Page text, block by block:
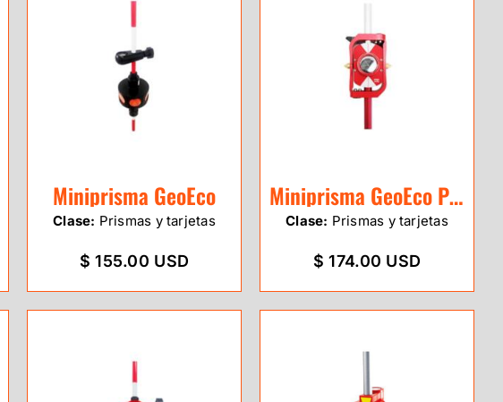
Miniprisma GeoEco
Clase: Prismas y tarjetas
$ 155.00 USD
Miniprisma GeoEco Pro
Clase: Prismas y tarjetas
$ 174.00 USD